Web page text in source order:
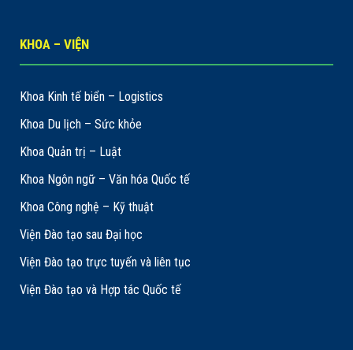
KHOA – VIỆN
Khoa Kinh tế biển – Logistics
Khoa Du lịch – Sức khỏe
Khoa Quản trị – Luật
Khoa Ngôn ngữ – Văn hóa Quốc tế
Khoa Công nghệ – Kỹ thuật
Viện Đào tạo sau Đại học
Viện Đào tạo trực tuyến và liên tục
Viện Đào tạo và Hợp tác Quốc tế